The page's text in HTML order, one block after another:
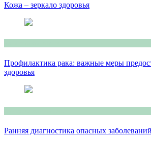
Кожа – зеркало здоровья
Профилактика рака: важные меры
здоровья
Ранняя диагностика опасных